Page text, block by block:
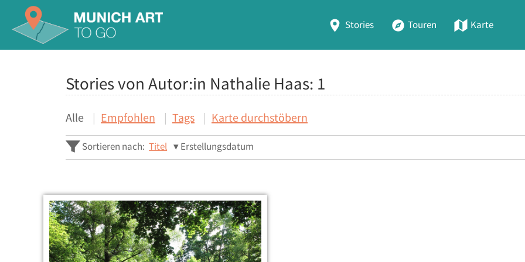
Stories Touren Karte
Stories von Autor:in Nathalie Haas: 1
Alle Empfohlen Tags Karte durchstöbern
Sortieren nach: Titel Erstellungsdatum